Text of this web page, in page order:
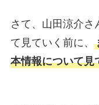
さて、山田涼介さ
て見ていく前に、
本情報について見